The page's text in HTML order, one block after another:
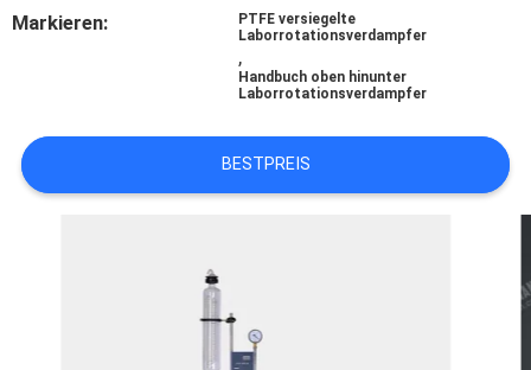
SIE
IN
VERBINDUNG
Markieren:
PTFE versiegelte
Laborrotationsverdampfer
,
Handbuch oben hinunter
Laborrotationsverdampfer
BESTPREIS